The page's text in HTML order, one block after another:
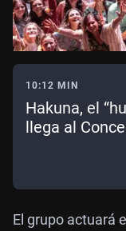
10:12 MIN
Hakuna, el
llega al
El grupo actuará